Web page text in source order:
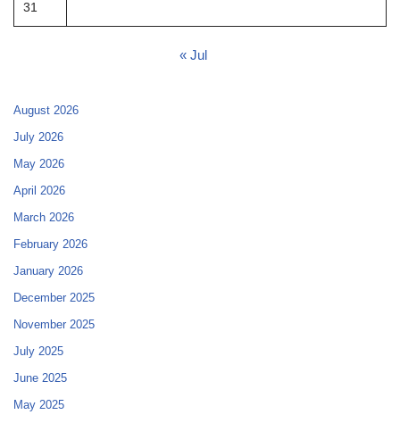
31
« Jul
August 2026
July 2026
May 2026
April 2026
March 2026
February 2026
January 2026
December 2025
November 2025
July 2025
June 2025
May 2025